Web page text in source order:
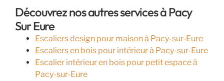
Découvrez nos autres services à Pacy
Sur Eure
Escaliers design pour maison à Pacy-sur-Eure
Escaliers en bois pour intérieur à Pacy-sur-Eure
Escalier intérieur en bois pour petit espace à
Pacy-sur-Eure